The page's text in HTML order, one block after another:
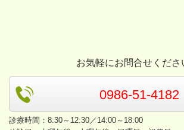
お気軽にお問合せくださ
0986-51-4182
診療時間：8:30～12:30／14:00～18:00